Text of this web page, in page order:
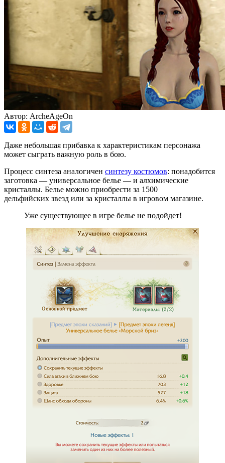
Автор: ArcheAgeOn
Даже небольшая прибавка к характеристикам персонажа
может сыграть важную роль в бою.
Процесс синтеза аналогичен синтезу костюмов: понадобится
заготовка — универсальное белье — и алхимические
кристаллы. Белье можно приобрести за 1500
дельфийских звезд или за кристаллы в игровом магазине.
Уже существующее в игре белье не подойдет!